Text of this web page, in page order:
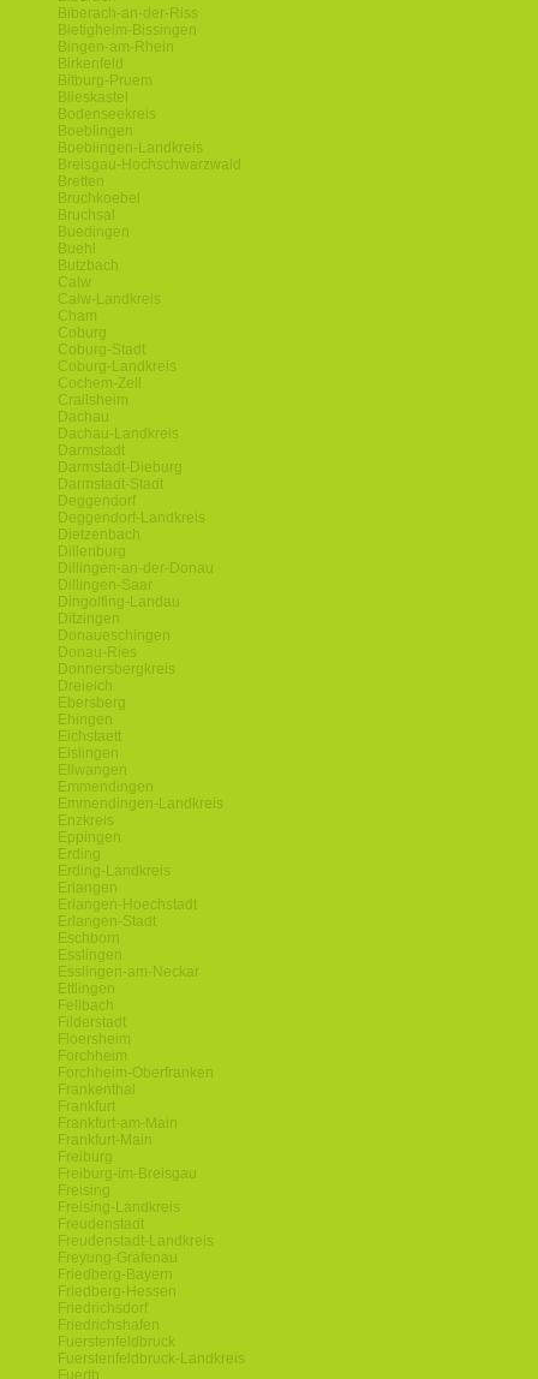
Biberach-an-der-Riss
Bietigheim-Bissingen
Bingen-am-Rhein
Birkenfeld
Bitburg-Pruem
Blieskastel
Bodenseekreis
Boeblingen
Boeblingen-Landkreis
Breisgau-Hochschwarzwald
Bretten
Bruchkoebel
Bruchsal
Buedingen
Buehl
Butzbach
Calw
Calw-Landkreis
Cham
Coburg
Coburg-Stadt
Coburg-Landkreis
Cochem-Zell
Crailsheim
Dachau
Dachau-Landkreis
Darmstadt
Darmstadt-Dieburg
Darmstadt-Stadt
Deggendorf
Deggendorf-Landkreis
Dietzenbach
Dillenburg
Dillingen-an-der-Donau
Dillingen-Saar
Dingolfing-Landau
Ditzingen
Donaueschingen
Donau-Ries
Donnersbergkreis
Dreieich
Ebersberg
Ehingen
Eichstaett
Eislingen
Ellwangen
Emmendingen
Emmendingen-Landkreis
Enzkreis
Eppingen
Erding
Erding-Landkreis
Erlangen
Erlangen-Hoechstadt
Erlangen-Stadt
Eschborn
Esslingen
Esslingen-am-Neckar
Ettlingen
Fellbach
Filderstadt
Floersheim
Forchheim
Forchheim-Oberfranken
Frankenthal
Frankfurt
Frankfurt-am-Main
Frankfurt-Main
Freiburg
Freiburg-im-Breisgau
Freising
Freising-Landkreis
Freudenstadt
Freudenstadt-Landkreis
Freyung-Grafenau
Friedberg-Bayern
Friedberg-Hessen
Friedrichsdorf
Friedrichshafen
Fuerstenfeldbruck
Fuerstenfeldbruck-Landkreis
Fuerth